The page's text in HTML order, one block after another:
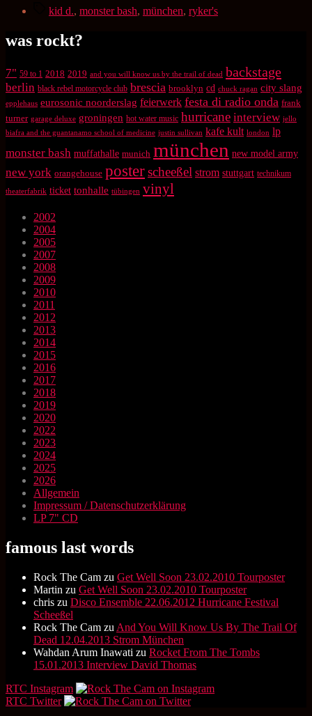
Schlagwörter
kid d., monster bash, münchen, ryker's
was rockt?
7" 59 to 1 2018 2019 and you will know us by the trail of dead backstage
berlin black rebel motorcycle club brescia brooklyn cd chuck ragan city slang
epplehaus eurosonic noorderslag feierwerk festa di radio onda frank
turner garage deluxe groningen hot water music hurricane interview jello
biafra and the guantanamo school of medicine justin sullivan kafe kult london lp
monster bash muffathalle munich münchen new model army
new york orangehouse posterscheeßel strom stuttgart technikum
theaterfabrik ticket tonhalle tübingen vinyl
2002
2004
2005
2007
2008
2009
2010
2011
2012
2013
2014
2015
2016
2017
2018
2019
2020
2022
2023
2024
2025
2026
Allgemein
Impressum / Datenschutzerklärung
LP 7" CD
famous last words
Rock The Cam zu Get Well Soon 23.02.2010 Tourposter
Martin zu Get Well Soon 23.02.2010 Tourposter
chris zu Disco Ensemble 22.06.2012 Hurricane Festival
Scheeßel
Rock The Cam zu And You Will Know Us By The Trail Of
Dead 12.04.2013 Strom München
Wahdan Arum Inawati zu Rocket From The Tombs
15.01.2013 Interview David Thomas
RTC Instagram
RTC Twitter